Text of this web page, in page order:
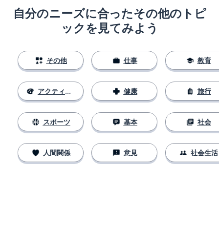
自分のニーズに合ったその他のトピ
ックを見てみよう
その他
アクティビティ
スポーツ
人間関係
仕事
健康
基本
意見
教育
旅行
社会
社会生活